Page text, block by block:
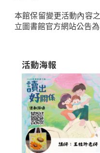
本館保留變更活動內容
立圖書館官方網站公告為
活動海報